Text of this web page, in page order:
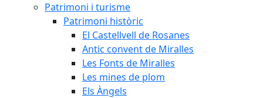
Patrimoni i turisme
Patrimoni històric
El Castellvell de Rosanes
Antic convent de Miralles
Les Fonts de Miralles
Les mines de plom
Els Àngels